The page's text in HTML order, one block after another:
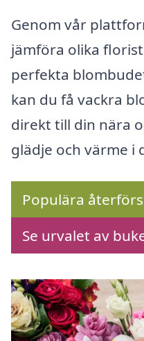
Genom vår
jämföra olika
perfekta
kan du få vackra
direkt till din nära
glädje och värme i
Populära
Se urvalet av